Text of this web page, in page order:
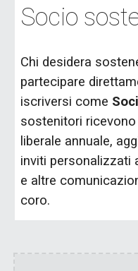
Socio
Chi desidera
partecipare
iscriversi come
sostenitori
liberale annuale,
inviti personalizzati
e altre
coro.